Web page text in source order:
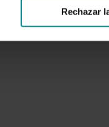
Rechazar